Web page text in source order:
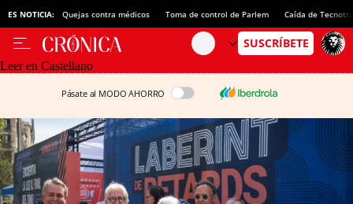
ES NOTICIA: Quejas contra médicos Toma de control de Parlem Caída de
Leer en Castellano
Pásate al MODO AHORRO